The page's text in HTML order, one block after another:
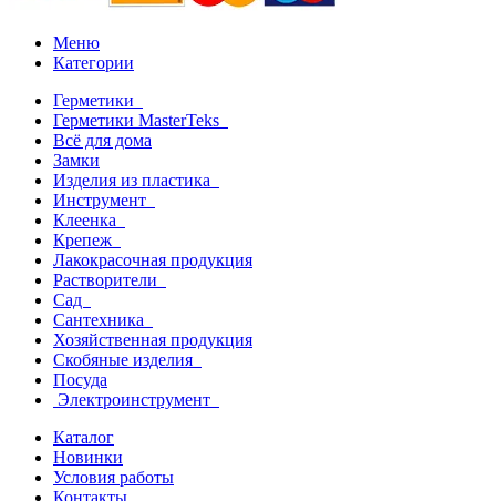
Меню
Категории
Герметики
Герметики MasterTeks
Всё для дома
Замки
Изделия из пластика
Инструмент
Клеенка
Крепеж
Лакокрасочная продукция
Растворители
Сад
Сантехника
Хозяйственная продукция
Скобяные изделия
Посуда
Электроинструмент
Каталог
Новинки
Условия работы